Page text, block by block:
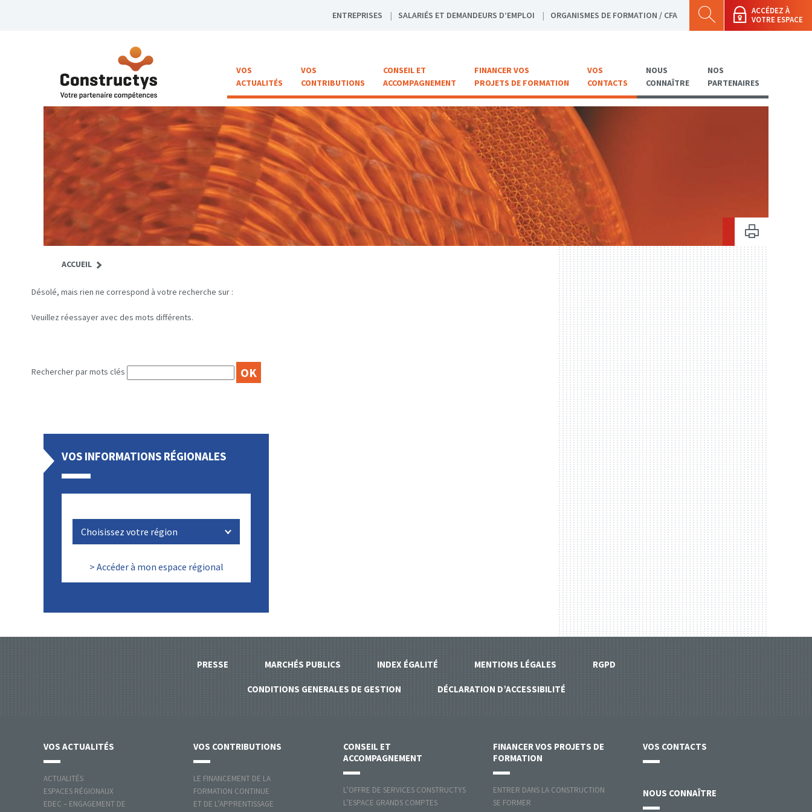
ACCÉDEZ À
VOTRE ESPACE
ENTREPRISES SALARIÉS ET DEMANDEURS D’EMPLOI ORGANISMES DE FORMATION / CFA
VOS
ACTUALITÉS
VOS
CONTRIBUTIONS
CONSEIL ET
ACCOMPAGNEMENT
FINANCER VOS
PROJETS DE FORMATION
VOS
CONTACTS
NOUS
CONNAÎTRE
NOS
PARTENAIRES
ACCUEIL
Désolé, mais rien ne correspond à votre recherche sur :
Veuillez réessayer avec des mots différents.
Rechercher par mots clés OK
VOS INFORMATIONS RÉGIONALES
> Accéder à mon espace régional
PRESSE MARCHÉS PUBLICS INDEX ÉGALITÉ MENTIONS LÉGALES RGPD
CONDITIONS GENERALES DE GESTION DÉCLARATION D’ACCESSIBILITÉ
VOS ACTUALITÉS
ACTUALITÉS
ESPACES RÉGIONAUX
EDEC – ENGAGEMENT DE
VOS CONTRIBUTIONS
LE FINANCEMENT DE LA
FORMATION CONTINUE
ET DE L’APPRENTISSAGE
CONSEIL ET
ACCOMPAGNEMENT
L’OFFRE DE SERVICES CONSTRUCTYS
L’ESPACE GRANDS COMPTES
FINANCER VOS PROJETS DE
FORMATION
ENTRER DANS LA CONSTRUCTION
SE FORMER
VOS CONTACTS
NOUS CONNAÎTRE